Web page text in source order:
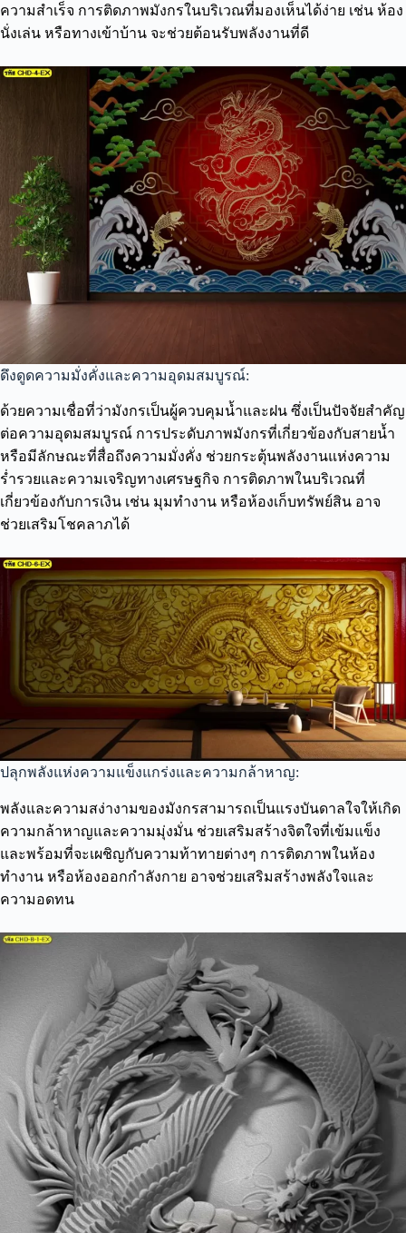
ความสำเร็จ การติดภาพมังกรในบริเวณที่มองเห็นได้ง่าย เช่น ห้อง
นั่งเล่น หรือทางเข้าบ้าน จะช่วยต้อนรับพลังงานที่ดี
ดึงดูดความมั่งคั่งและความอุดมสมบูรณ์:
ด้วยความเชื่อที่ว่ามังกรเป็นผู้ควบคุมน้ำและฝน ซึ่งเป็นปัจจัยสำคัญ
ต่อความอุดมสมบูรณ์ การประดับภาพมังกรที่เกี่ยวข้องกับสายน้ำ
หรือมีลักษณะที่สื่อถึงความมั่งคั่ง ช่วยกระตุ้นพลังงานแห่งความ
ร่ำรวยและความเจริญทางเศรษฐกิจ การติดภาพในบริเวณที่
เกี่ยวข้องกับการเงิน เช่น มุมทำงาน หรือห้องเก็บทรัพย์สิน อาจ
ช่วยเสริมโชคลาภได้
ปลุกพลังแห่งความแข็งแกร่งและความกล้าหาญ:
พลังและความสง่างามของมังกรสามารถเป็นแรงบันดาลใจให้เกิด
ความกล้าหาญและความมุ่งมั่น ช่วยเสริมสร้างจิตใจที่เข้มแข็ง
และพร้อมที่จะเผชิญกับความท้าทายต่างๆ การติดภาพในห้อง
ทำงาน หรือห้องออกกำลังกาย อาจช่วยเสริมสร้างพลังใจและ
ความอดทน